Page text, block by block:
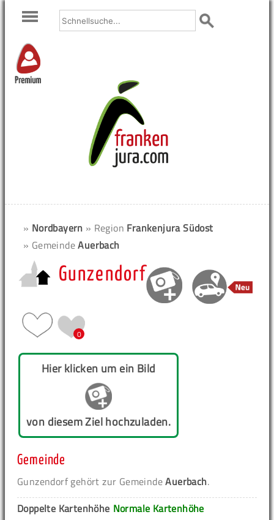
Premium
» Nordbayern » Region Frankenjura Südost
» GemeindeAuerbach
Gunzendorf
0
Hier klicken um ein Bild
von diesem Ziel hochzuladen.
Gemeinde
Gunzendorf gehört zur GemeindeAuerbach.
Normale Kartenhöhe
Doppelte Kartenhöhe